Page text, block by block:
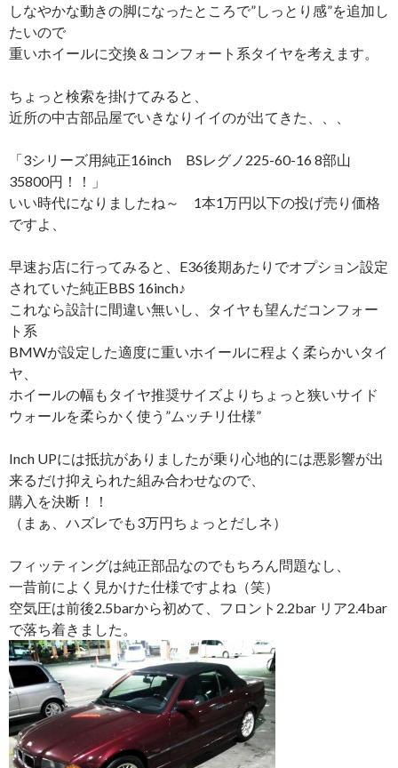
しなやかな動きの脚になったところで”しっとり感”を追加し
たいので
重いホイールに交換＆コンフォート系タイヤを考えます。
ちょっと検索を掛けてみると、
近所の中古部品屋でいきなりイイのが出てきた、、、
「3シリーズ用純正16inch BSレグノ225-60-16 8部山
35800円！！」
いい時代になりましたね～ 1本1万円以下の投げ売り価格
ですよ、
早速お店に行ってみると、E36後期あたりでオプション設定
されていた純正BBS 16inch♪
これなら設計に間違い無いし、タイヤも望んだコンフォー
ト系
BMWが設定した適度に重いホイールに程よく柔らかいタイ
ヤ、
ホイールの幅もタイヤ推奨サイズよりちょっと狭いサイド
ウォールを柔らかく使う”ムッチリ仕様”
Inch UPには抵抗がありましたが乗り心地的には悪影響が出
来るだけ抑えられた組み合わせなので、
購入を決断！！
（まぁ、ハズレでも3万円ちょっとだしネ）
フィッティングは純正部品なのでもちろん問題なし、
一昔前によく見かけた仕様ですよね（笑）
空気圧は前後2.5barから初めて、フロント2.2bar リア2.4bar
で落ち着きました。